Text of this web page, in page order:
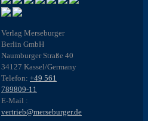
Verlag Merseburger
Berlin GmbH
Naumburger Straße 40
34127 Kassel/Germany
Telefon: +49 561
789809-11
E-Mail :
vertrieb@merseburger.de